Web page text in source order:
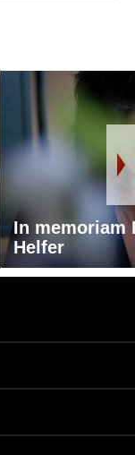
In memoriam
Helfer